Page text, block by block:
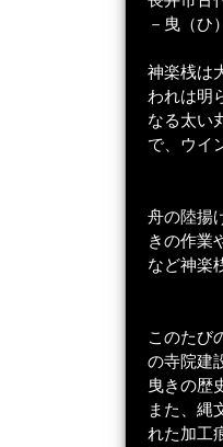
－曳（ひ
神楽桟は
われは明
なる太い
で、ウイ
舟の陸揚
きの作業
など神楽
このたび
の寺院建
曳きの歴
また、縄
れた加工